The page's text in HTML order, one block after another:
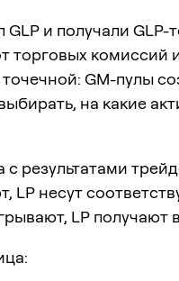
и получали GLP-
торговых комиссий
GM-пулы
на какие
результатами
LP несут
LP получают